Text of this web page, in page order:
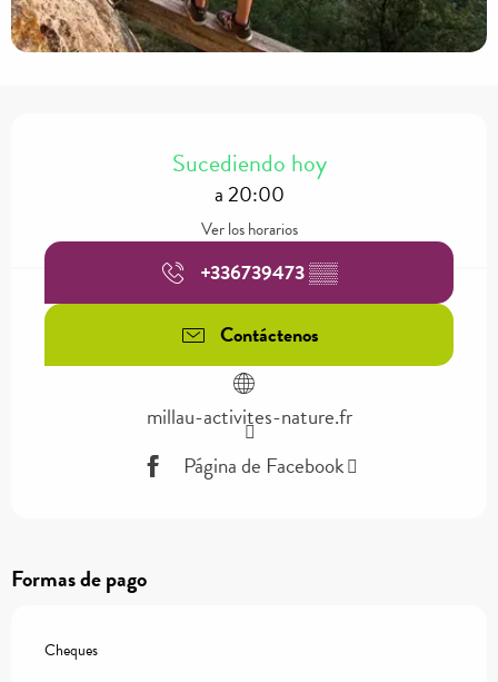
Sucediendo hoy
a 20:00
Ver los horarios
+336739473▒▒
Contáctenos
millau-activites-nature.fr
Página de Facebook
Formas de pago
Cheques